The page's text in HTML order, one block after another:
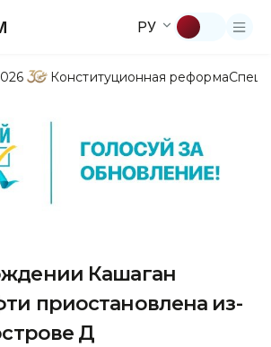
РУ
Конституционная реформа
Кашаган
приостановлена из-
Д